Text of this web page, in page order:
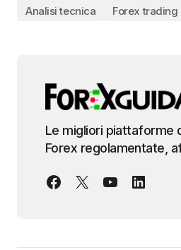
Analisi tecnica Forex trading
Le migliori piattaforme
Forex regolamentate,